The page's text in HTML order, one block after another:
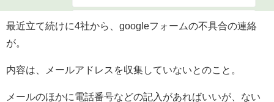
最近立て続けに4社から、googleフォームの不具合の連絡
が。
内容は、メールアドレスを収集していないとのこと。
メールのほかに電話番号などの記入があればいいが、ない